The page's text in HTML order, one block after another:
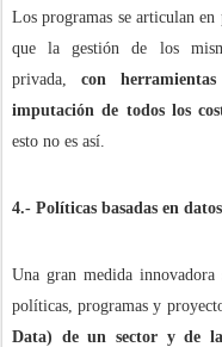
Los programas se articulan
que la gestión de los
privada, con
imputación de todos los
esto no es así.
4.- Políticas basadas en datos
Una gran medida
políticas, programas y
Data) de un sector y de